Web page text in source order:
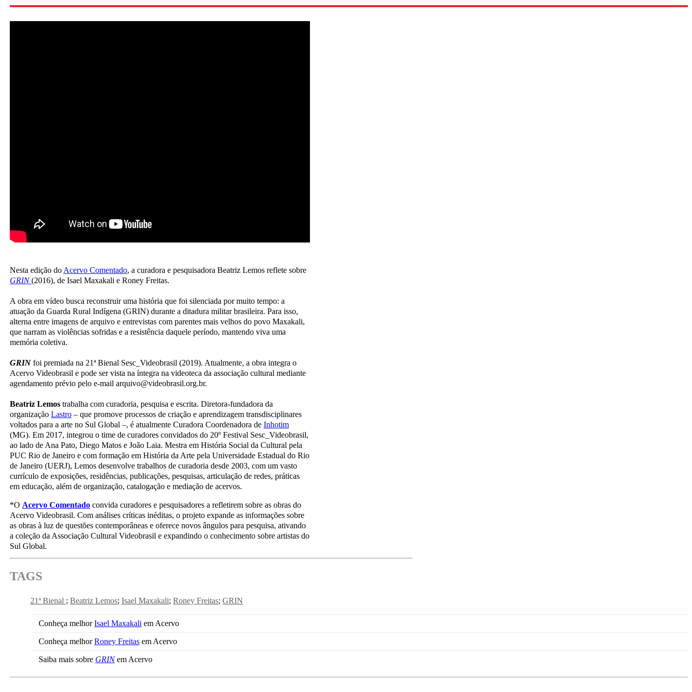
Nesta edição do Acervo Comentado, a curadora e pesquisadora Beatriz Lemos reflete sobre
GRIN (2016), de Isael Maxakali e Roney Freitas.
A obra em vídeo busca reconstruir uma história que foi silenciada por muito tempo: a
atuação da Guarda Rural Indígena (GRIN) durante a ditadura militar brasileira. Para isso,
alterna entre imagens de arquivo e entrevistas com parentes mais velhos do povo Maxakali,
que narram as violências sofridas e a resistência daquele período, mantendo viva uma
memória coletiva.
GRIN foi premiada na 21ª Bienal Sesc_Videobrasil (2019). Atualmente, a obra integra o
Acervo Videobrasil e pode ser vista na íntegra na videoteca da associação cultural mediante
agendamento prévio pelo e-mail arquivo@videobrasil.org.br.
Beatriz Lemos trabalha com curadoria, pesquisa e escrita. Diretora-fundadora da
organização Lastro – que promove processos de criação e aprendizagem transdisciplinares
voltados para a arte no Sul Global –, é atualmente Curadora Coordenadora de Inhotim
(MG). Em 2017, integrou o time de curadores convidados do 20º Festival Sesc_Videobrasil,
ao lado de Ana Pato, Diego Matos e João Laia. Mestra em História Social da Cultural pela
PUC Rio de Janeiro e com formação em História da Arte pela Universidade Estadual do Rio
de Janeiro (UERJ), Lemos desenvolve trabalhos de curadoria desde 2003, com um vasto
currículo de exposições, residências, publicações, pesquisas, articulação de redes, práticas
em educação, além de organização, catalogação e mediação de acervos.
*O Acervo Comentado convida curadores e pesquisadores a refletirem sobre as obras do
Acervo Videobrasil. Com análises críticas inéditas, o projeto expande as informações sobre
as obras à luz de questões contemporâneas e oferece novos ângulos para pesquisa, ativando
a coleção da Associação Cultural Videobrasil e expandindo o conhecimento sobre artistas do
Sul Global.
TAGS
21ª Bienal Beatriz Lemos Isael Maxakali Roney Freitas GRIN
Conheça melhorIsael Maxakali em Acervo
Conheça melhorRoney Freitas em Acervo
Saiba mais sobre GRINem Acervo